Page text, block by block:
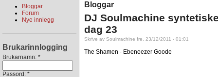
Bloggar
Forum
Nye innlegg
Brukarinnlogging
Brukarnamn: *
Passord: *
Bloggar
DJ Soulmachine
dag 23
Skrive av Soulmachine fre, 23/12/2011 - 01:01
The Shamen - Ebeneezer Goode